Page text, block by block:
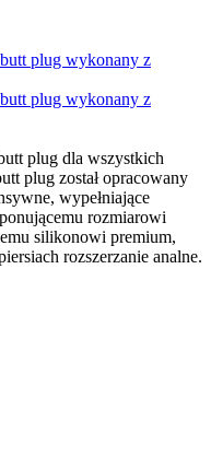
plug dla wszystkich
plug został opracowany
wypełniające
rozmiarowi
silikonowi premium,
rozszerzanie analne.